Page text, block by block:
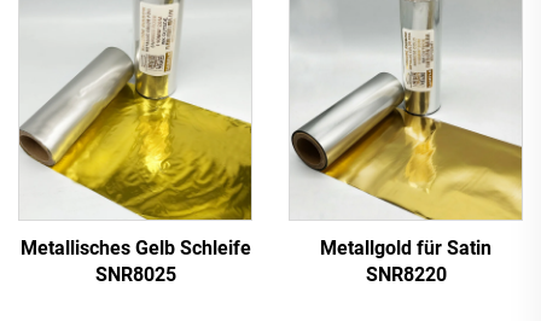
Metallisches Gelb Schleife
SNR8025
Metallgold für Satin
SNR8220